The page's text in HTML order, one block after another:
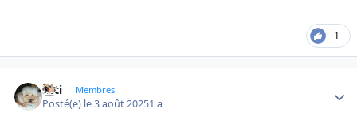
1
asti Membres
Posté(e) le 3 août 20251 a